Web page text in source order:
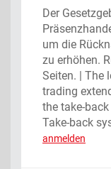
Der
um die
zu erhöhen.
Seiten. | The
trading
the take-
Take-back
anmelden